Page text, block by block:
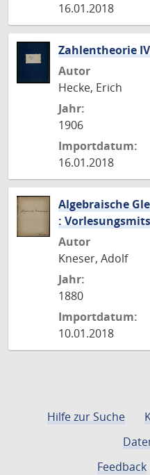
16.01.2018
Zahlentheorie
Autor
Hecke, Erich
Jahr:
1906
Importdatum:
16.01.2018
Algebraische
:
Autor
Kneser, Adolf
Jahr:
1880
Importdatum:
10.01.2018
Hilfe zur Suche
Feedback